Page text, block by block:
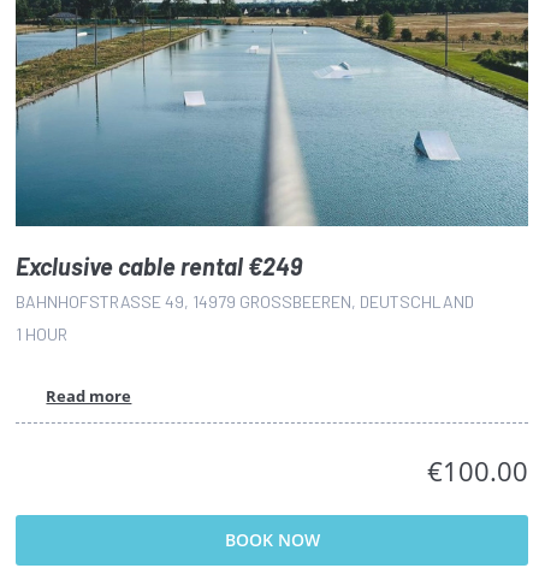
Exclusive cable rental €249
BAHNHOFSTRASSE 49, 14979 GROSSBEEREN, DEUTSCHLAND
1 HOUR
Read more
€100.00
BOOK NOW